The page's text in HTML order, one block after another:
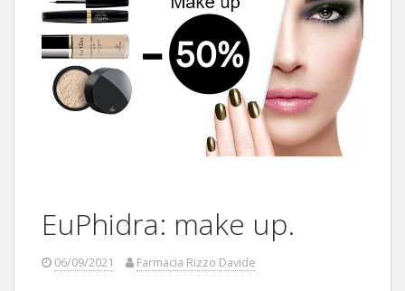
EuPhidra: make up.
06/09/2021 Farmacia Rizzo Davide